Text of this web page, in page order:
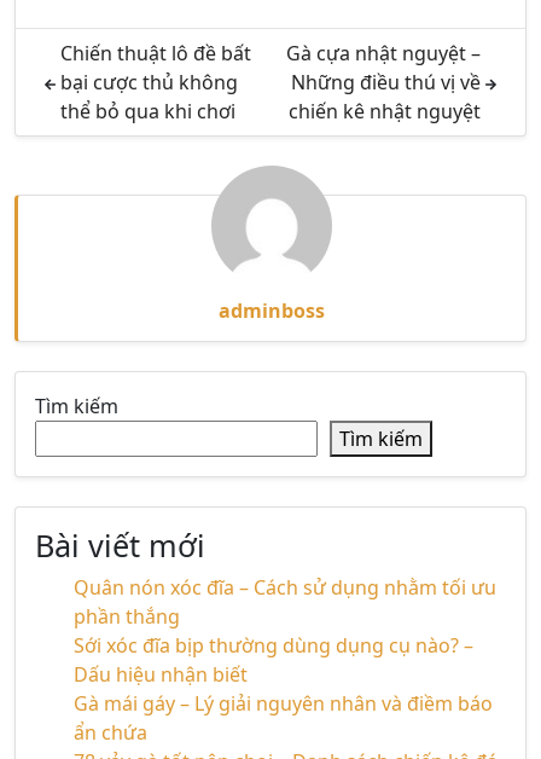
Chiến thuật lô đề bất
bại cược thủ không
thể bỏ qua khi chơi
Gà cựa nhật nguyệt –
Những điều thú vị về
chiến kê nhật nguyệt
adminboss
Tìm kiếm
Tìm kiếm
Bài viết mới
Quân nón xóc đĩa – Cách sử dụng nhằm tối ưu
phần thắng
Sới xóc đĩa bịp thường dùng dụng cụ nào? –
Dấu hiệu nhận biết
Gà mái gáy – Lý giải nguyên nhân và điềm báo
ẩn chứa